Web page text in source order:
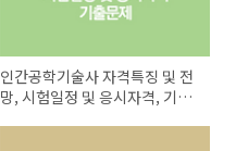
인간공학기술사 자격특징 및 전
망, 시험일정 및 응시자격, 기출